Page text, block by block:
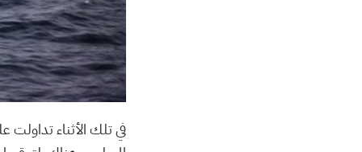
في تلك الأثناء